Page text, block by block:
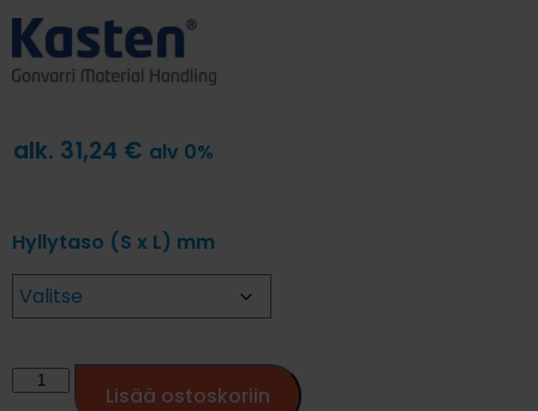
alk. 31,24 € alv 0%
Hyllytaso (S x L) mm
Lisää ostoskoriin